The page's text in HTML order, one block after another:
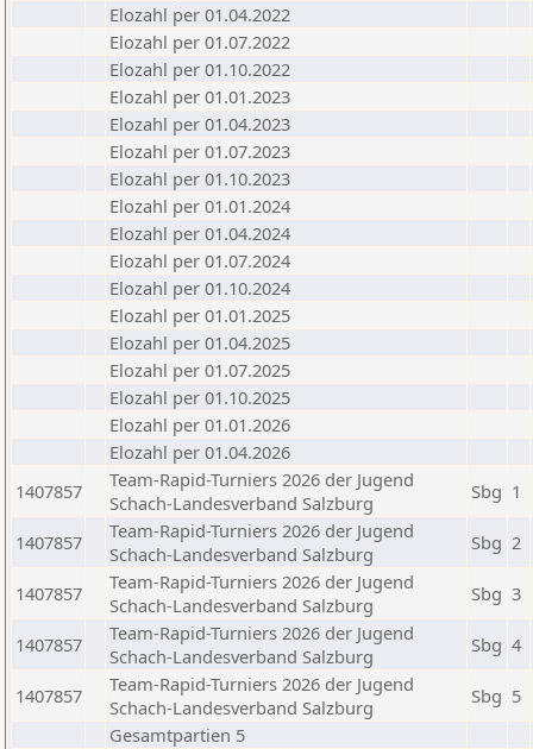
Elozahl per 01.04.2022
Elozahl per 01.07.2022
Elozahl per 01.10.2022
Elozahl per 01.01.2023
Elozahl per 01.04.2023
Elozahl per 01.07.2023
Elozahl per 01.10.2023
Elozahl per 01.01.2024
Elozahl per 01.04.2024
Elozahl per 01.07.2024
Elozahl per 01.10.2024
Elozahl per 01.01.2025
Elozahl per 01.04.2025
Elozahl per 01.07.2025
Elozahl per 01.10.2025
Elozahl per 01.01.2026
Elozahl per 01.04.2026
1407857
Team-Rapid-Turniers 2026 der Jugend
Schach-Landesverband Salzburg
Sbg 1
1407857
Team-Rapid-Turniers 2026 der Jugend
Schach-Landesverband Salzburg
Sbg 2
1407857
Team-Rapid-Turniers 2026 der Jugend
Schach-Landesverband Salzburg
Sbg 3
1407857
Team-Rapid-Turniers 2026 der Jugend
Schach-Landesverband Salzburg
Sbg 4
1407857
Team-Rapid-Turniers 2026 der Jugend
Schach-Landesverband Salzburg
Sbg 5
Gesamtpartien 5